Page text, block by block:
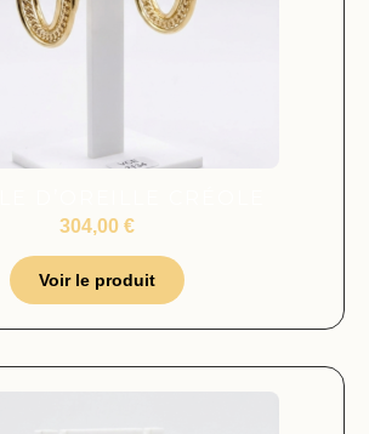
304,00 €
Voir le produit